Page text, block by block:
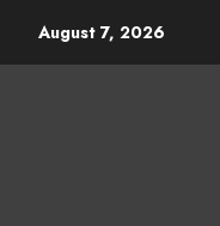
content
August 7, 2026